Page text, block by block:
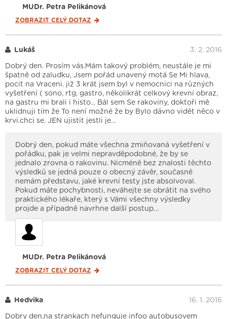
MUDr. Petra Pelikánová
ZOBRAZIT CELÝ DOTAZ
Lukáš 3. 2. 2016
Dobrý den. Prosím vás.Mám takový problém, neustále je mi
špatně od zaludku, Jsem pořád unavený motá Se Mi hlava,
pocit na Vraceni. již 3 krát jsem byl v nemocnici na různých
vyšetření ( sono, rtg, gastro, několikrát celkový krevní obraz,
na gastru mi brali i histo... Bál sem Se rakoviny, doktoři mě
uklidnuji tím že To není možné že by Bylo dávno vidět něco v
krvi.chci se. JEN ujistit jestli je…
Dobrý den, pokud máte všechna zmiňovaná vyšetření v
pořádku, pak je velmi nepravděpodobné, že by se
jednalo zrovna o rakovinu. Nicméně bez znalosti těchto
výsledků se jedná pouze o obecný závěr, současně
nemám představu, jaké krevní testy jste absolvoval.
Pokud máte pochybnosti, neváhejte se obrátit na svého
praktického lékaře, který s Vámi všechny výsledky
projde a případně navrhne další postup…
MUDr. Petra Pelikánová
ZOBRAZIT CELÝ DOTAZ
Hedvika 16. 1. 2016
Dobry den,na strankach nefunguje infoo autobusovem